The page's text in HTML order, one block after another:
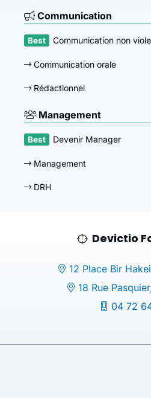
Communication
Communication non
Communication orale
Rédactionnel
Management
Devenir Manager
Management
DRH
Devictio
12 Place Bir
18 Rue
04 72